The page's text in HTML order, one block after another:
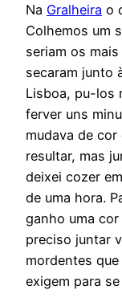
Na Gralheira o
Colhemos um
seriam os
secaram junto
Lisboa, pu-los
ferver uns
mudava de cor
resultar, mas
deixei cozer
de uma hora.
ganho uma
preciso juntar
mordentes
exigem para